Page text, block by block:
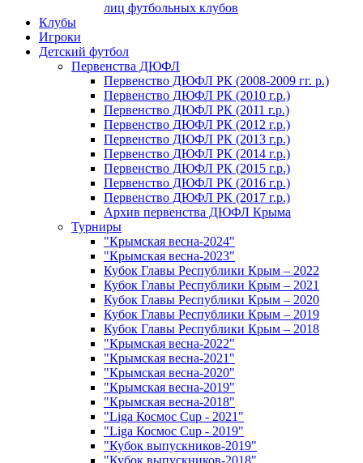
лиц футбольных клубов
Клубы
Игроки
Детский футбол
Первенства ДЮФЛ
Первенство ДЮФЛ РК (2008-2009 гг. р.)
Первенство ДЮФЛ РК (2010 г.р.)
Первенство ДЮФЛ РК (2011 г.р.)
Первенство ДЮФЛ РК (2012 г.р.)
Первенство ДЮФЛ РК (2013 г.р.)
Первенство ДЮФЛ РК (2014 г.р.)
Первенство ДЮФЛ РК (2015 г.р.)
Первенство ДЮФЛ РК (2016 г.р.)
Первенство ДЮФЛ РК (2017 г.р.)
Архив первенства ДЮФЛ Крыма
Турниры
"Крымская весна-2024"
"Крымская весна-2023"
Кубок Главы Республики Крым – 2022
Кубок Главы Республики Крым – 2021
Кубок Главы Республики Крым – 2020
Кубок Главы Республики Крым – 2019
Кубок Главы Республики Крым – 2018
"Крымская весна-2022"
"Крымская весна-2021"
"Крымская весна-2020"
"Крымская весна-2019"
"Крымская весна-2018"
"Liga Космос Cup - 2021"
"Liga Космос Cup - 2019"
"Кубок выпускников-2019"
"Кубок выпускников-2018"